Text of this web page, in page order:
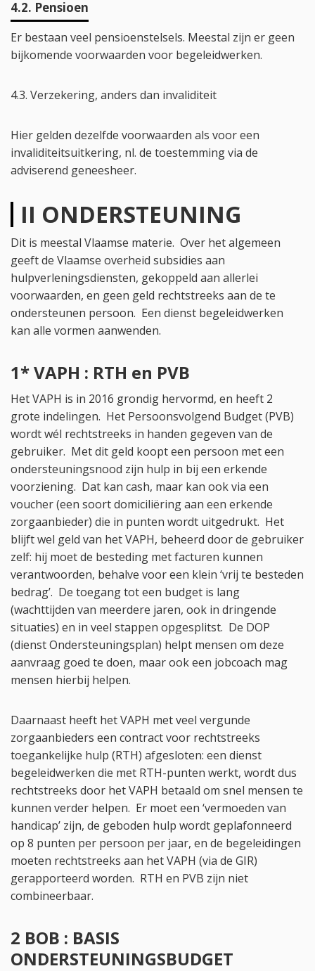
4.2. Pensioen
Er bestaan veel pensioenstelsels. Meestal zijn er geen
bijkomende voorwaarden voor begeleidwerken.
4.3. Verzekering, anders dan invaliditeit
Hier gelden dezelfde voorwaarden als voor een
invaliditeitsuitkering, nl. de toestemming via de
adviserend geneesheer.
II ONDERSTEUNING
Dit is meestal Vlaamse materie. Over het algemeen
geeft de Vlaamse overheid subsidies aan
hulpverleningsdiensten, gekoppeld aan allerlei
voorwaarden, en geen geld rechtstreeks aan de te
ondersteunen persoon. Een dienst begeleidwerken
kan alle vormen aanwenden.
1* VAPH : RTH en PVB
Het VAPH is in 2016 grondig hervormd, en heeft 2
grote indelingen. Het Persoonsvolgend Budget (PVB)
wordt wél rechtstreeks in handen gegeven van de
gebruiker. Met dit geld koopt een persoon met een
ondersteuningsnood zijn hulp in bij een erkende
voorziening. Dat kan cash, maar kan ook via een
voucher (een soort domiciliëring aan een erkende
zorgaanbieder) die in punten wordt uitgedrukt. Het
blijft wel geld van het VAPH, beheerd door de gebruiker
zelf: hij moet de besteding met facturen kunnen
verantwoorden, behalve voor een klein ‘vrij te besteden
bedrag’. De toegang tot een budget is lang
(wachttijden van meerdere jaren, ook in dringende
situaties) en in veel stappen opgesplitst. De DOP
(dienst Ondersteuningsplan) helpt mensen om deze
aanvraag goed te doen, maar ook een jobcoach mag
mensen hierbij helpen.
Daarnaast heeft het VAPH met veel vergunde
zorgaanbieders een contract voor rechtstreeks
toegankelijke hulp (RTH) afgesloten: een dienst
begeleidwerken die met RTH-punten werkt, wordt dus
rechtstreeks door het VAPH betaald om snel mensen te
kunnen verder helpen. Er moet een ‘vermoeden van
handicap’ zijn, de geboden hulp wordt geplafonneerd
op 8 punten per persoon per jaar, en de begeleidingen
moeten rechtstreeks aan het VAPH (via de GIR)
gerapporteerd worden. RTH en PVB zijn niet
combineerbaar.
2 BOB : BASIS
ONDERSTEUNINGSBUDGET